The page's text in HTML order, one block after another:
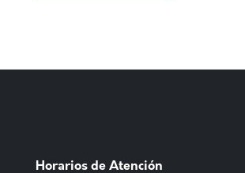
Horarios de Atención